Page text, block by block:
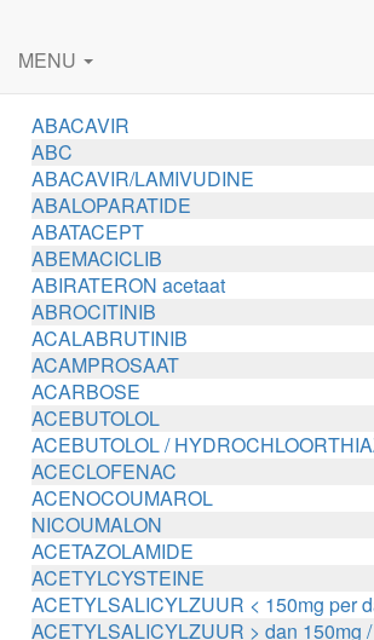
MENU
ABACAVIR
ABC
ABACAVIR/LAMIVUDINE
ABALOPARATIDE
ABATACEPT
ABEMACICLIB
ABIRATERON acetaat
ABROCITINIB
ACALABRUTINIB
ACAMPROSAAT
ACARBOSE
ACEBUTOLOL
ACEBUTOLOL /
ACECLOFENAC
ACENOCOUMAROL
NICOUMALON
ACETAZOLAMIDE
ACETYLCYSTEINE
ACETYLSALICYLZUUR < 150mg per
ACETYLSALICYLZUUR > dan 150mg